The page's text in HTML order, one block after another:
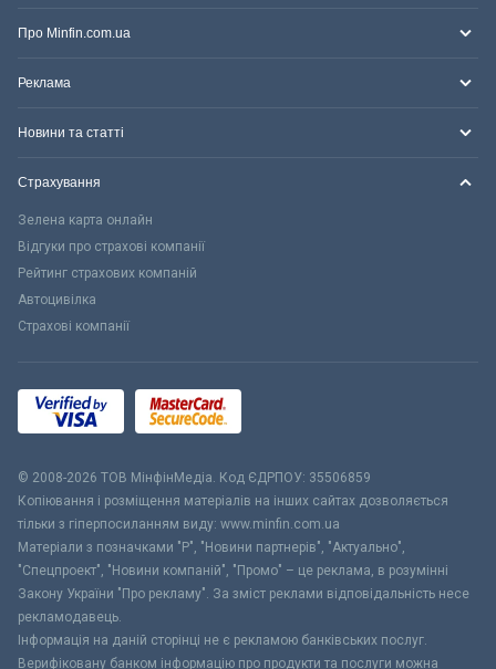
Про Minfin.com.ua
Реклама
Новини та статті
Страхування
Зелена карта онлайн
Відгуки про страхові компанії
Рейтинг страхових компаній
Автоцивілка
Страхові компанії
© 2008-2026 ТОВ МiнфiнМедiа. Код ЄДРПОУ: 35506859
Копіювання і розміщення матеріалів на інших сайтах дозволяється
тільки з гіперпосиланням виду: www.minfin.com.ua
Матеріали з позначками "Р", "Новини партнерів", "Актуально",
"Спецпроект", "Новини компаній", "Промо" – це реклама, в розумінні
Закону України "Про рекламу". За зміст реклами відповідальність несе
рекламодавець.
Інформація на даній сторінці не є рекламою банківських послуг.
Верифіковану банком інформацію про продукти та послуги можна